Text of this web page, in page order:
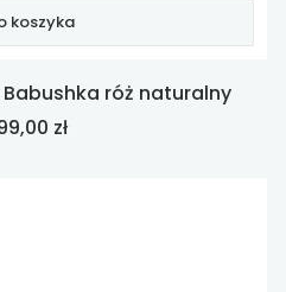
koszyka
róż naturalny
zł